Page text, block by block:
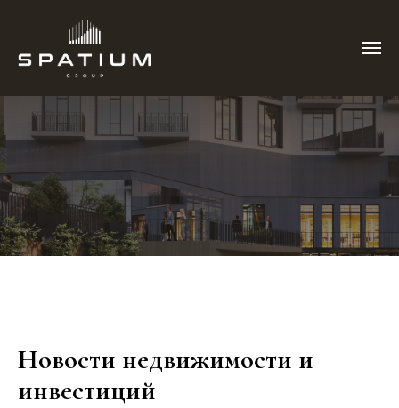
Новости недвижимости и
инвестиций